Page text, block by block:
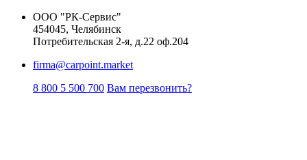
ООО "РК-Сервис"
454045, Челябинск
Потребительская 2-я, д.22 оф.204
firma@carpoint.market
8 800 5 500 700 Вам перезвонить?